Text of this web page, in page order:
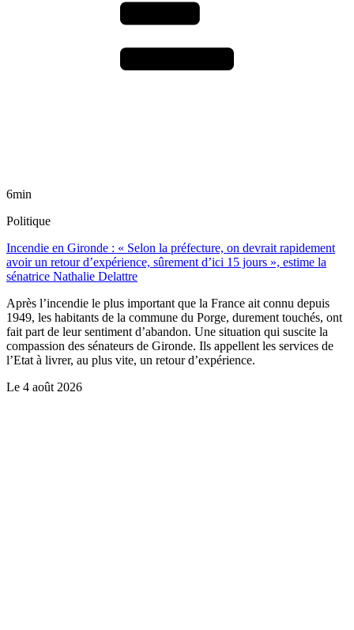
6min
Politique
Incendie en Gironde : « Selon la préfecture, on devrait rapidement
avoir un retour d’expérience, sûrement d’ici 15 jours », estime la
sénatrice Nathalie Delattre
Après l’incendie le plus important que la France ait connu depuis
1949, les habitants de la commune du Porge, durement touchés, ont
fait part de leur sentiment d’abandon. Une situation qui suscite la
compassion des sénateurs de Gironde. Ils appellent les services de
l’Etat à livrer, au plus vite, un retour d’expérience.
Le 4 août 2026